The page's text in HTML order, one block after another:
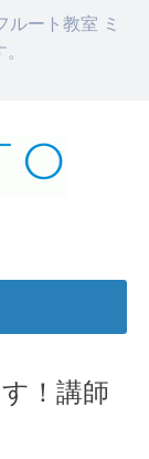
ート教室 ミ
！講師